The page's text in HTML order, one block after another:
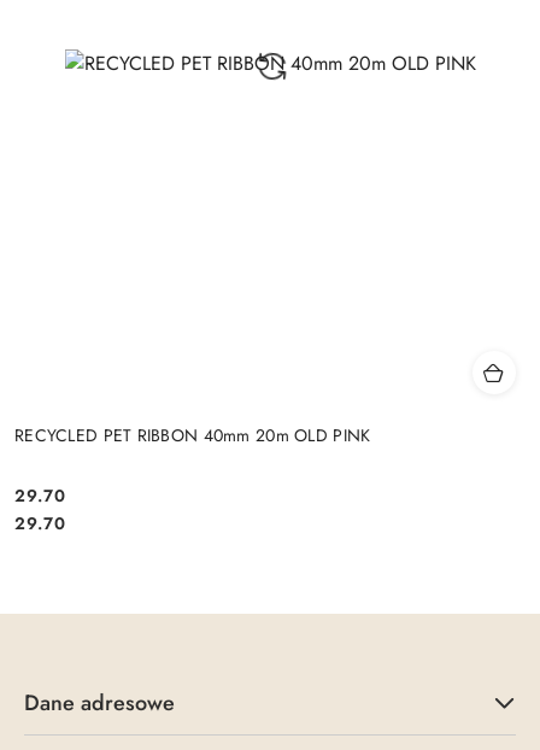
RECYCLED PET RIBBON 40mm 20m OLD PINK
Cena:
29.70
Cena:
29.70
Dane adresowe